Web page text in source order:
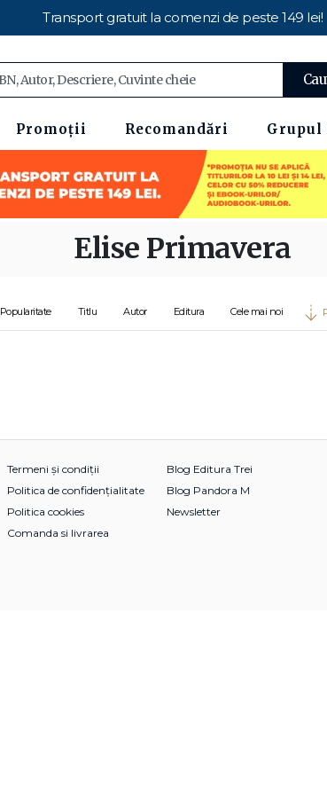
Transport gratuit la comenzi de peste 149 lei!
Promoții Recomandări
Elise Primavera
Popularitate Titlu Autor Editura Cele mai noi
Termeni și condiții
Politica de confidențialitate
Politica cookies
Comanda si livrarea
Blog Editura Trei
Blog Pandora M
Newsletter